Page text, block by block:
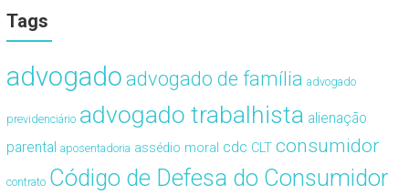
Tags
advogado advogado de família advogado
previdenciário advogado trabalhista alienação
parental aposentadoria assédio moral cdc CLT consumidor
contrato Código de Defesa do Consumidor